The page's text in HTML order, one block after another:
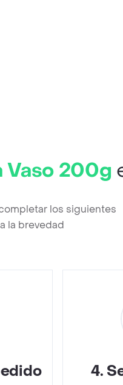
Vaso 200g
los siguientes
la brevedad
4.